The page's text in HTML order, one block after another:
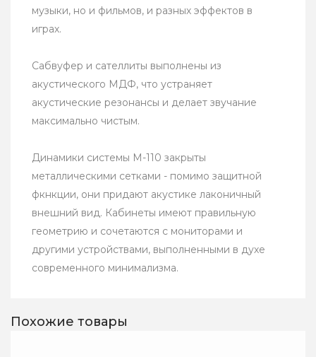
музыки, но и фильмов, и разных эффектов в
играх.
Сабвуфер и сателлиты выполнены из
акустического МДФ, что устраняет
акустические резонансы и делает звучание
максимально чистым.
Динамики системы M-110 закрыты
металлическими сетками - помимо защитной
фкнкции, они придают акустике лаконичный
внешний вид. Кабинеты имеют правильную
геометрию и сочетаются с мониторами и
другими устройствами, выполненными в духе
современного минимализма.
Похожие товары